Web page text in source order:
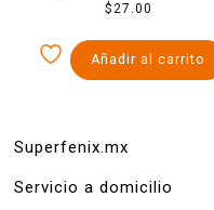
con chorizo en bolsa 430
$27.00
Añadir al carrito
Superfenix.mx
Servicio a domicilio